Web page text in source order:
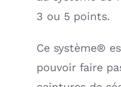
3 ou 5 points.
Ce système®
pouvoir faire